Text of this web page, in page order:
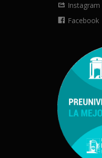
Instagram
Facebook